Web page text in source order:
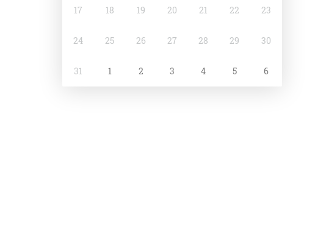
17 18 19 20 21 22 23
24 25 26 27 28 29 30
31 1 2 3 4 5 6